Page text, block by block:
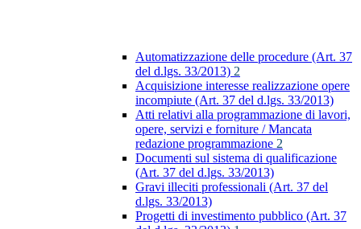
Automatizzazione delle procedure (Art. 37
del d.lgs. 33/2013) 2
Acquisizione interesse realizzazione opere
incompiute (Art. 37 del d.lgs. 33/2013)
Atti relativi alla programmazione di lavori,
opere, servizi e forniture / Mancata
redazione programmazione 2
Documenti sul sistema di qualificazione
(Art. 37 del d.lgs. 33/2013)
Gravi illeciti professionali (Art. 37 del
d.lgs. 33/2013)
Progetti di investimento pubblico (Art. 37